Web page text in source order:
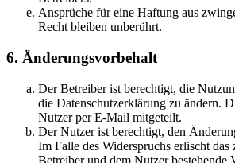
Ansprüche für eine Haftung aus
Recht bleiben unberührt.
6. Änderungsvorbehalt
Der Betreiber ist berechtigt, die
die Datenschutzerklärung zu ändern.
Nutzer per E-Mail mitgeteilt.
Der Nutzer ist berechtigt, den
Im Falle des Widerspruchs erlischt das
Betreiber und dem Nutzer bestehende